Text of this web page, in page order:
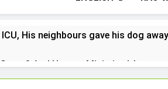
His neighbours gave his dog
And How to Minimize It!